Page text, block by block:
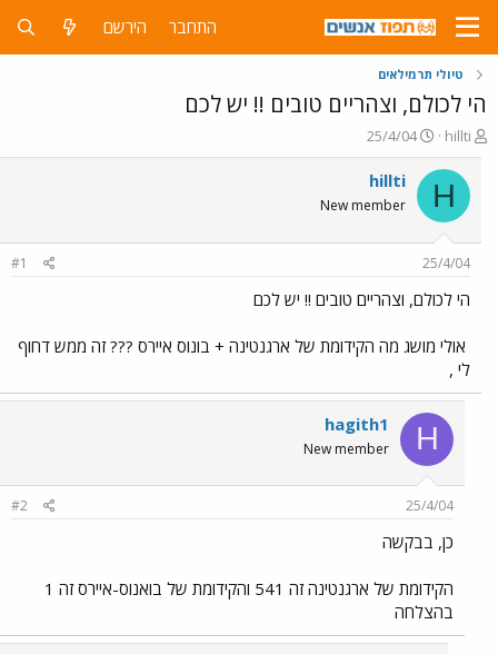
התחבר הירשם
טיולי תרמילאים
הי לכולם, וצהריים טובים !! יש לכם
פ
ו
ת
ח
ה
ש
א
hillti
פ
ו
ס
ר
25/4/04
H
hillti
New member
25/4/04
#1
הי לכולם, וצהריים טובים !! יש לכם
אולי מושג מה הקידומת של ארגנטינה + בונוס איירס ??? זה ממש דחוף
לי ,
H
hagith1
New member
25/4/04
#2
כן, בבקשה
הקידומת של ארגנטינה זה 541 והקידומת של בואנוס-איירס זה 1
בהצלחה